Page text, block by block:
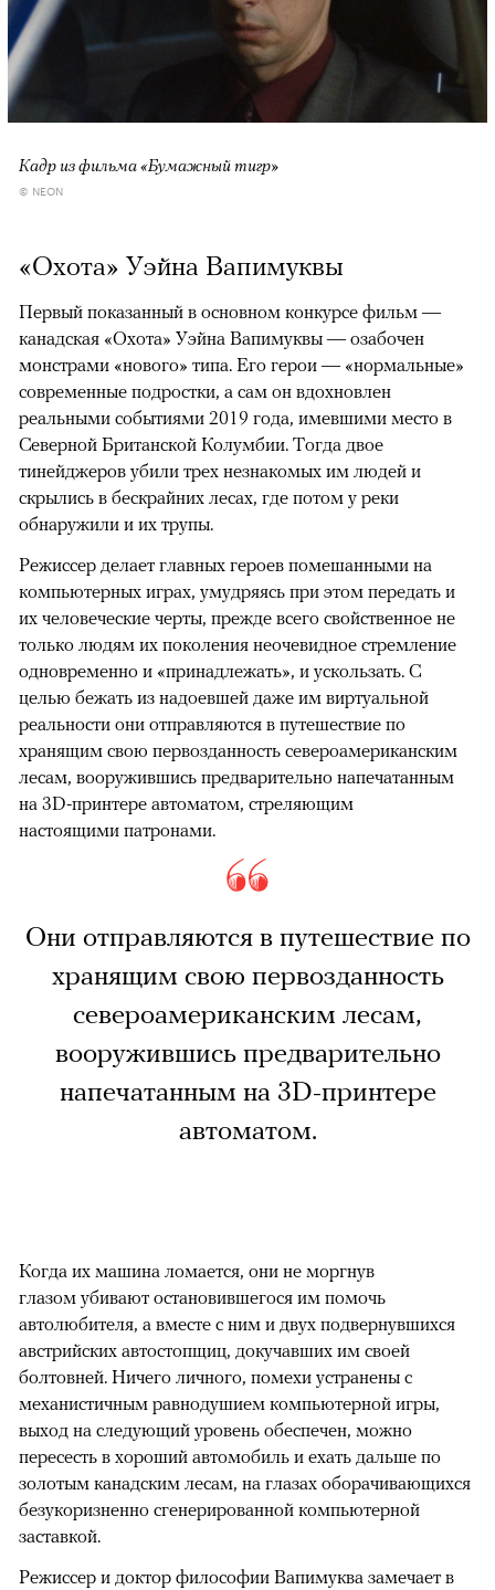
Кадр из фильма «Бумажный тигр»
© NEON
«Охота» Уэйна Вапимуквы
Первый показанный в основном конкурсе фильм —
канадская «Охота» Уэйна Вапимуквы — озабочен
монстрами «нового» типа. Его герои — «нормальные»
современные подростки, а сам он вдохновлен
реальными событиями 2019 года, имевшими место в
Северной Британской Колумбии. Тогда двое
тинейджеров убили трех незнакомых им людей и
скрылись в бескрайних лесах, где потом у реки
обнаружили и их трупы.
Режиссер делает главных героев помешанными на
компьютерных играх, умудряясь при этом передать и
их человеческие черты, прежде всего свойственное не
только людям их поколения неочевидное стремление
одновременно и «принадлежать», и ускользать. С
целью бежать из надоевшей даже им виртуальной
реальности они отправляются в путешествие по
хранящим свою первозданность североамериканским
лесам, вооружившись предварительно напечатанным
на 3D-принтере автоматом, стреляющим
настоящими патронами.
Они отправляются в путешествие по
хранящим свою первозданность
североамериканским лесам,
вооружившись предварительно
напечатанным на 3D-принтере
автоматом.
Когда их машина ломается, они не моргнув
глазом убивают остановившегося им помочь
автолюбителя, а вместе с ним и двух подвернувшихся
австрийских автостопщиц, докучавших им своей
болтовней. Ничего личного, помехи устранены с
механистичным равнодушием компьютерной игры,
выход на следующий уровень обеспечен, можно
пересесть в хороший автомобиль и ехать дальше по
золотым канадским лесам, на глазах оборачивающихся
безукоризненно сгенерированной компьютерной
заставкой.
Режиссер и доктор философии Вапимуква замечает в